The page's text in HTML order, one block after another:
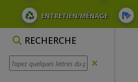
ENTRETIEN/MÉNAGE
RECHERCHE